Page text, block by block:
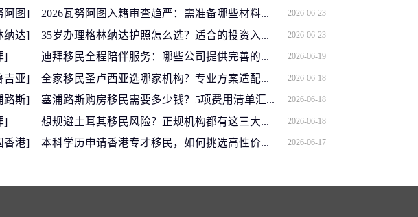
阿图] 2026瓦努阿图入籍审查趋严：需准备哪些材料... 2026-06-23
纳达] 35岁办理格林纳达护照怎么选？适合的投资入... 2026-06-23
] 迪拜移民全程陪伴服务：哪些公司提供完善的... 2026-06-19
吉亚] 全家移民圣卢西亚选哪家机构？专业方案适配... 2026-06-18
路斯] 塞浦路斯购房移民需要多少钱？5项费用清单汇... 2026-06-18
] 想规避土耳其移民风险？正规机构都有这三大... 2026-06-18
香港] 本科学历申请香港专才移民，如何挑选高性价... 2026-06-17